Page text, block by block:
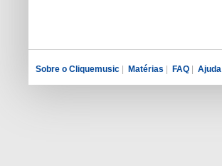
Sobre o Cliquemusic Matérias FAQ Ajuda